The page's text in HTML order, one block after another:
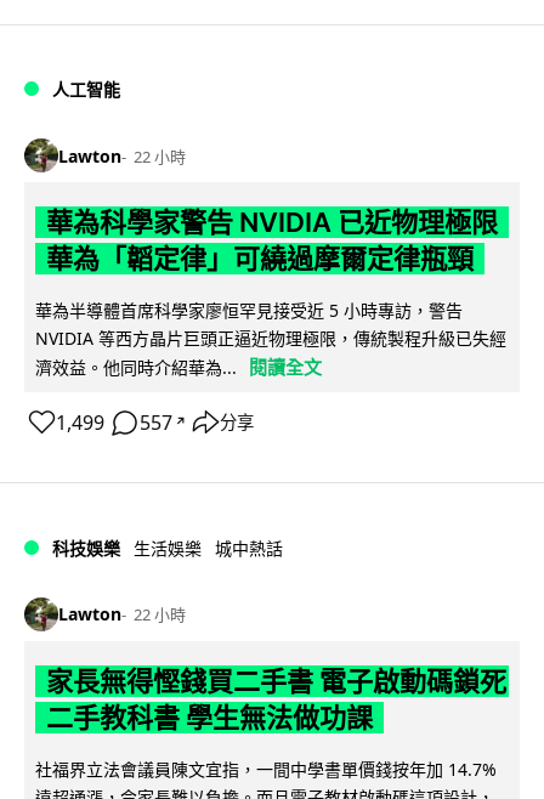
人工智能
Lawton 22 小時
華為科學家警告 NVIDIA 已近物理極限
華為「韜定律」可繞過摩爾定律瓶頸
華為半導體首席科學家廖恒罕見接受近 5 小時專訪，警告
NVIDIA 等西方晶片巨頭正逼近物理極限，傳統製程升級已失經
濟效益。他同時介紹華為...
閱讀全文
1,499 557 ↗ 分享
科技娛樂 生活娛樂 城中熱話
Lawton 22 小時
家長無得慳錢買二手書 電子啟動碼鎖死
二手教科書 學生無法做功課
社福界立法會議員陳文宜指，一間中學書單價錢按年加 14.7%